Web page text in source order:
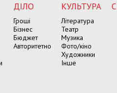
ДІЛО
Гроші
Бізнес
Бюджет
Авторитетно
КУЛЬТУРА
Література
Театр
Музика
Фото/кіно
Художники
Інше